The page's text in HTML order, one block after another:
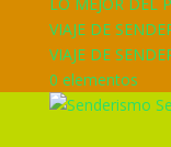
VIAJE DE
VIAJE DE
0 elementos